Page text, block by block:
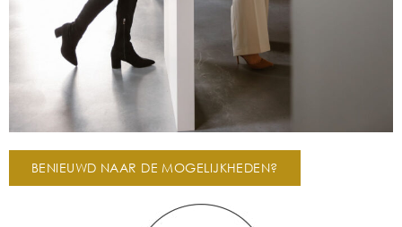
BENIEUWD NAAR DE MOGELIJKHEDEN?